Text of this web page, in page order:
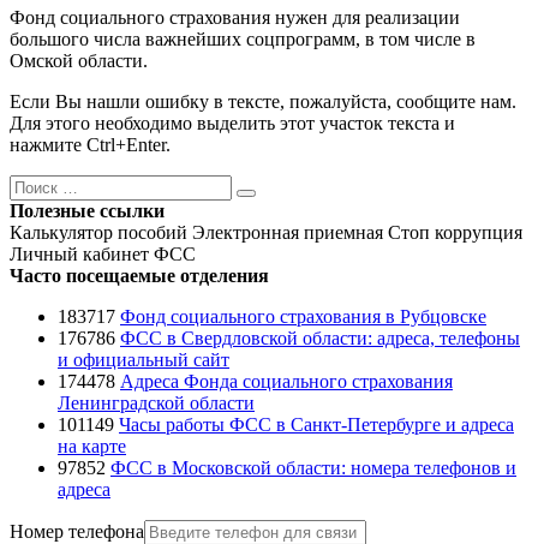
Фонд социального страхования нужен для реализации
большого числа важнейших соцпрограмм, в том числе в
Омской области.
Если Вы нашли ошибку в тексте, пожалуйста, сообщите нам.
Для этого необходимо выделить этот участок текста и
нажмите Ctrl+Enter.
Поиск
Поиск
Полезные ссылки
Калькулятор пособий Электронная приемная Стоп коррупция
Личный кабинет ФСС
Часто посещаемые отделения
183717 Фонд социального страхования в Рубцовске
176786 ФСС в Свердловской области: адреса, телефоны
и официальный сайт
174478 Адреса Фонда социального страхования
Ленинградской области
101149 Часы работы ФСС в Санкт-Петербурге и адреса
на карте
97852 ФСС в Московской области: номера телефонов и
адреса
Номер телефона